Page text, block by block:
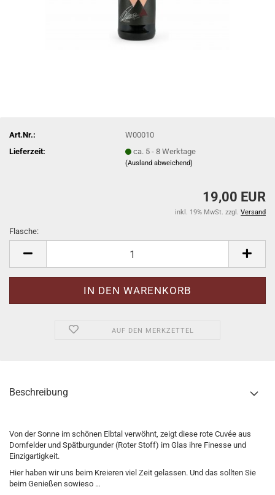
Art.Nr.:
W00010
Lieferzeit:
ca. 5 - 8 Werktage
(Ausland abweichend)
19,00 EUR
inkl. 19% MwSt. zzgl. Versand
Flasche:
AUF DEN MERKZETTEL
Beschreibung
Von der Sonne im schönen Elbtal verwöhnt, zeigt diese rote Cuvée aus
Dornfelder und Spätburgunder (Roter Stoff) im Glas ihre Finesse und
Einzigartigkeit.
Hier haben wir uns beim Kreieren viel Zeit gelassen. Und das sollten Sie
beim Genießen sowieso …